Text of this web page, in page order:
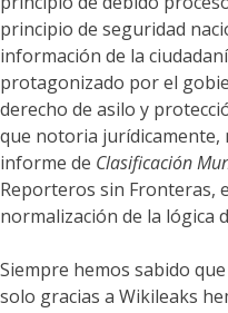
principio de seguridad
información de la
protagonizado por el
derecho de asilo y
que notoria jurídicamente,
informe de Clasificación
Reporteros sin Fronteras,
normalización de la lógica
Siempre hemos sabido
solo gracias a Wikileaks